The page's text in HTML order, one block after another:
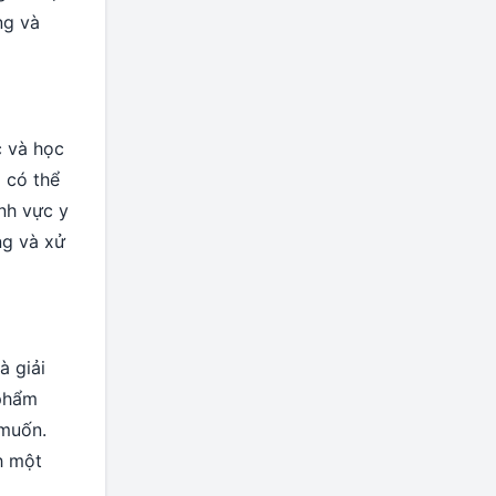
và
và học
có thể
vực y
và xử
giải
một